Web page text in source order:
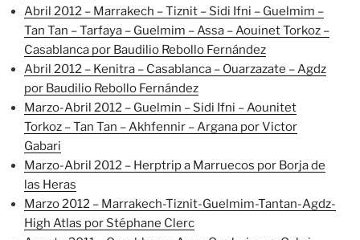
Abril 2012 – Marrakech – Tiznit – Sidi Ifni – Guelmim –
Tan Tan – Tarfaya – Guelmim – Assa – Aouinet Torkoz –
Casablanca por Baudilio Rebollo Fernández
Abril 2012 – Kenitra – Casablanca – Ouarzazate – Agdz
por Baudilio Rebollo Fernández
Marzo-Abril 2012 – Guelmin – Sidi Ifni – Aounitet
Torkoz – Tan Tan – Akhfennir – Argana por Victor
Gabari
Marzo-Abril 2012 – Herptrip a Marruecos por Borja de
las Heras
Marzo 2012 – Marrakech-Tiznit-Guelmim-Tantan-Agdz-
High Atlas por Stéphane Clerc